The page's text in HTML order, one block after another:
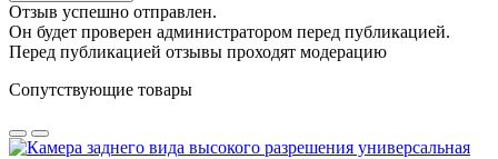
Отзыв успешно отправлен.
Он будет проверен администратором перед публикацией.
Перед публикацией отзывы проходят модерацию
Сопутствующие товары